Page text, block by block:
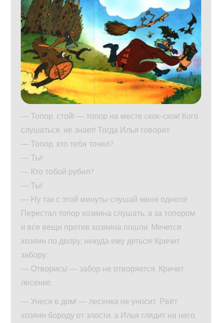
— Топор, стой! — топор на месте скок-скок! Кого
слушаться, не знает! Тогда Илья говорит:
— Топор, кто тебя точил?
— Ты!
— Кто тобой рубил?
— Ты!
— Ну так с этой минуты слушай меня одного!
Перестал топор хозяина слушать, а за топором
и все вещи против хозяина пошли. Мечется
хозяин по двору, некуда ему деться! Кричит
забору:
— Отворись! — забор не отворяется. Кричит
лесенке:
— Унеси в дом! — лесенка не уносит. Рвёт
хозяин бороду от злости, а Илья глядит на него,